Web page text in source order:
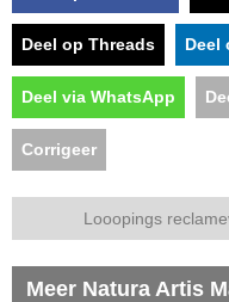
Deel op Threads Deel
Deel via WhatsApp
Corrigeer
Looopings
Meer Natura Artis